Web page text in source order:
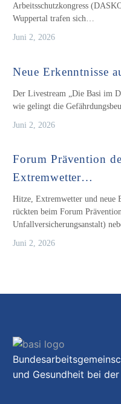
Arbeitsschutzkongress
Wuppertal trafen sich…
Juni 2, 2026
Neue Erkenntnisse
Der Livestream „Die Basi im
wie gelingt die
Juni 2, 2026
Forum Prävention
Extremwetter…
Hitze, Extremwetter und neue
rückten beim Forum
Unfallversicherungsanstalt)
Juni 2, 2026
und Gesundheit bei